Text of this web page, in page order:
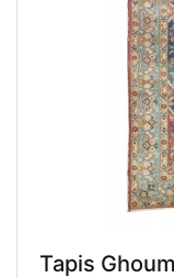
Tapis